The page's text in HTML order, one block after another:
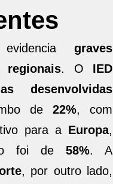
graves
regionais. O IED
desenvolvidas
de 22%, com
para a Europa,
foi de 58%. A
, por outro lado,